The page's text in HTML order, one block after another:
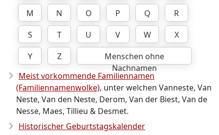
M N O P Q
R
S
T U V W
X
Y
Z
Menschen ohne
Nachnamen
Meist vorkommende Familiennamen
(Familiennamenwolke), unter welchen Vanneste, Van
Neste, Van den Neste, Derom, Van der Biest, Van de
Nesse, Maes, Tillieu & Desmet.
Historischer Geburtstagskalender